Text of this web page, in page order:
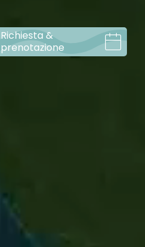
Richiesta &
prenotazione